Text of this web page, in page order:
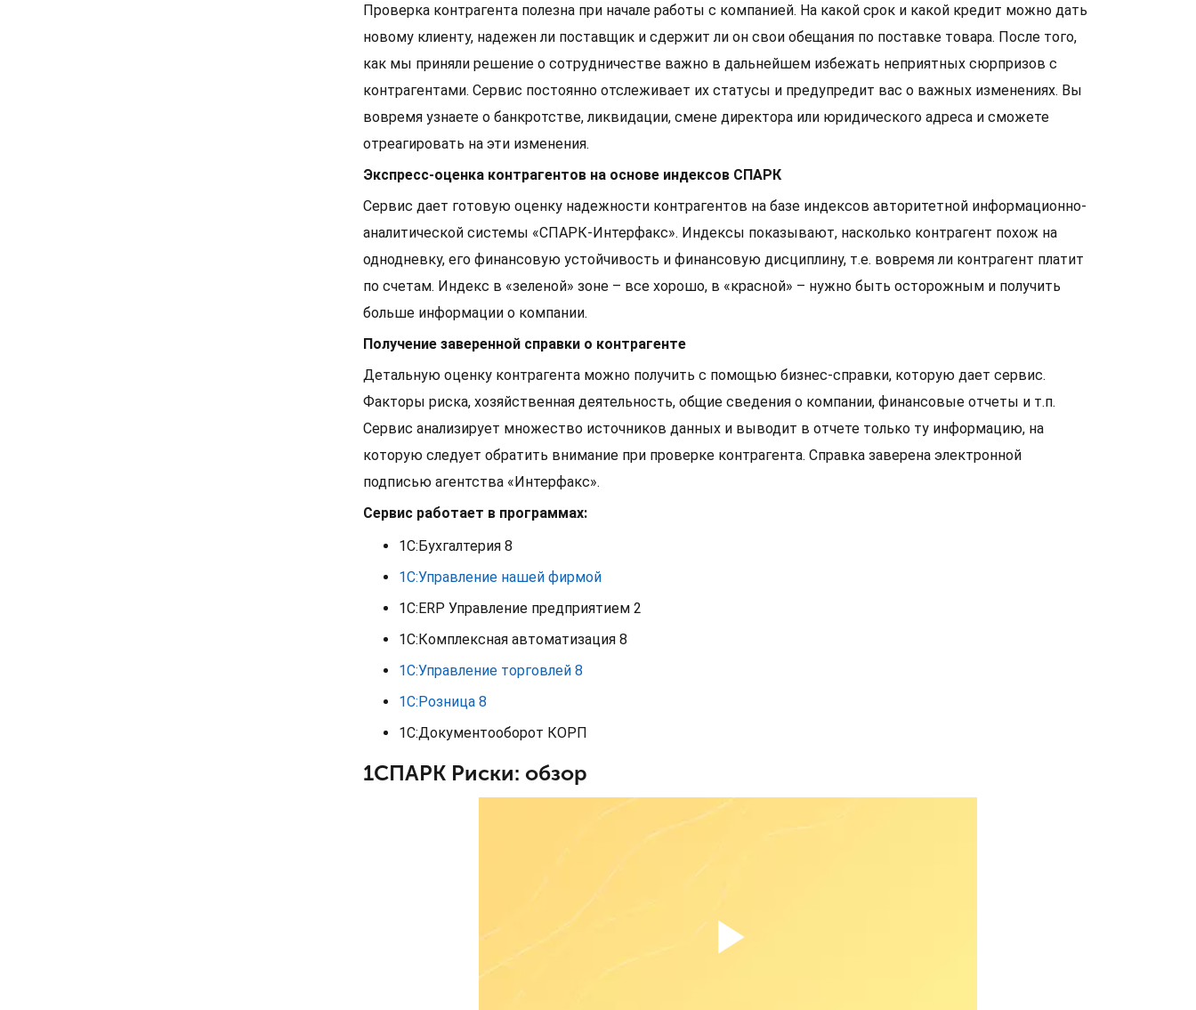
Проверка контрагента полезна при начале работы с компанией. На какой срок и какой кредит можно дать
новому клиенту, надежен ли поставщик и сдержит ли он свои обещания по поставке товара. После того,
как мы приняли решение о сотрудничестве важно в дальнейшем избежать неприятных сюрпризов с
контрагентами. Сервис постоянно отслеживает их статусы и предупредит вас о важных изменениях. Вы
вовремя узнаете о банкротстве, ликвидации, смене директора или юридического адреса и сможете
отреагировать на эти изменения.
Экспресс-оценка контрагентов на основе индексов СПАРК
Сервис дает готовую оценку надежности контрагентов на базе индексов авторитетной информационно-
аналитической системы «СПАРК-Интерфакс». Индексы показывают, насколько контрагент похож на
однодневку, его финансовую устойчивость и финансовую дисциплину, т.е. вовремя ли контрагент платит
по счетам. Индекс в «зеленой» зоне – все хорошо, в «красной» – нужно быть осторожным и получить
больше информации о компании.
Получение заверенной справки о контрагенте
Детальную оценку контрагента можно получить с помощью бизнес-справки, которую дает сервис.
Факторы риска, хозяйственная деятельность, общие сведения о компании, финансовые отчеты и т.п.
Сервис анализирует множество источников данных и выводит в отчете только ту информацию, на
которую следует обратить внимание при проверке контрагента. Справка заверена электронной
подписью агентства «Интерфакс».
Сервис работает в программах:
1С:Бухгалтерия 8
1С:Управление нашей фирмой
1С:ERP Управление предприятием 2
1С:Комплексная автоматизация 8
1С:Управление торговлей 8
1С:Розница 8
1C:Документооборот КОРП
1СПАРК Риски: обзор